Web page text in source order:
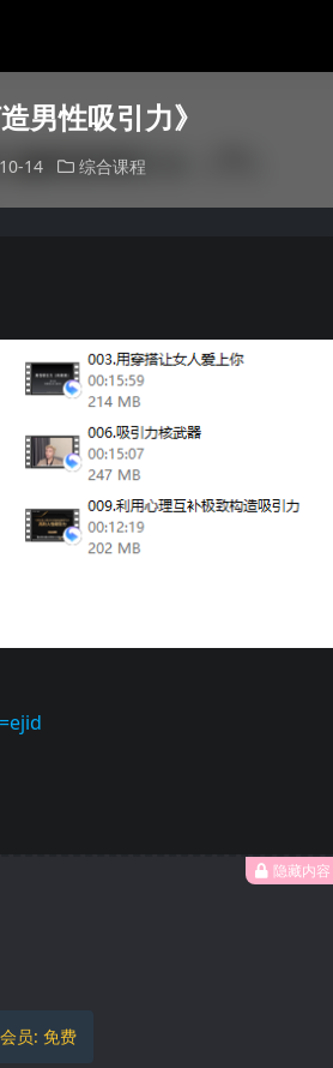
男性吸引力》
14 综合课程
隐藏内容
员: 免费